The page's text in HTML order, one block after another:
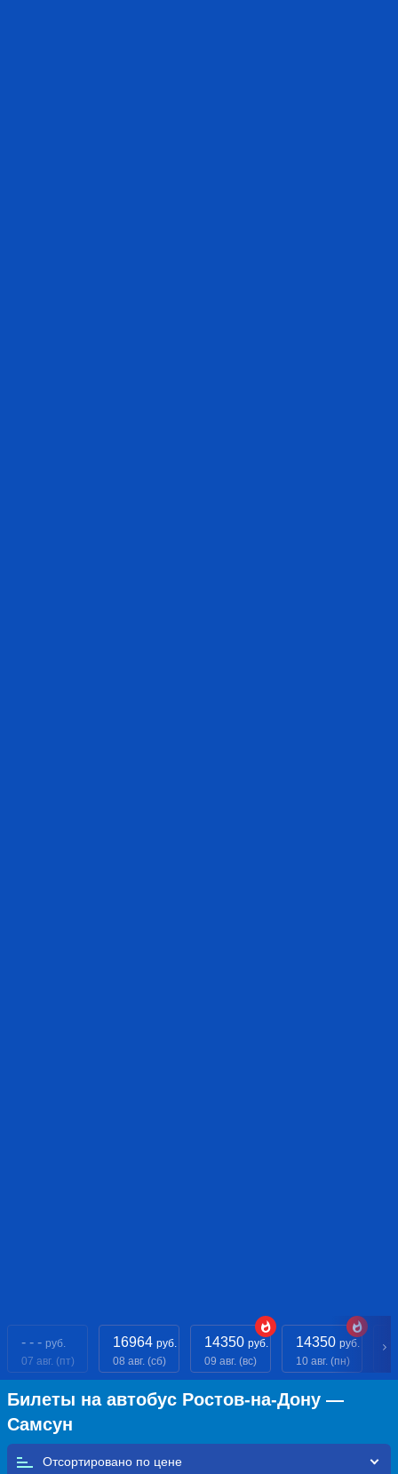
- - - руб.
07 авг. (пт)
16964 руб.
08 авг. (сб)
14350 руб.
09 авг. (вс)
14350 руб.
10 авг. (пн)
Билеты на автобус Ростов-на-Дону —
Самсун
Отсортировано по